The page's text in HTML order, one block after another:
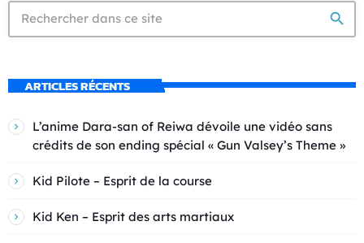
search
ARTICLES RÉCENTS
L’anime Dara-san of Reiwa dévoile une vidéo sans
crédits de son ending spécial « Gun Valsey’s Theme »
Kid Pilote – Esprit de la course
Kid Ken – Esprit des arts martiaux